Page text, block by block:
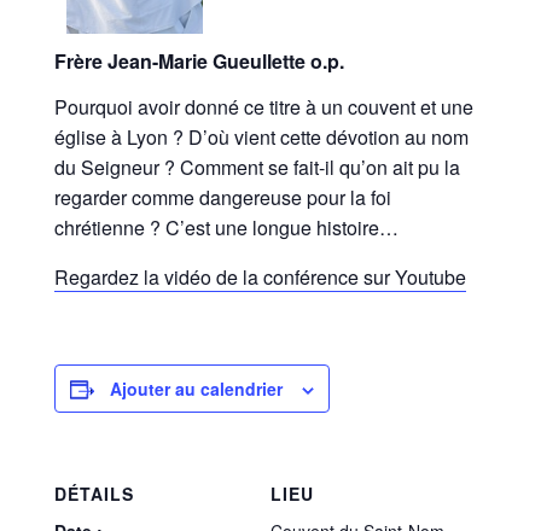
Frère Jean-Marie Gueullette o.p.
Pourquoi avoir donné ce titre à un couvent et une
église à Lyon ? D’où vient cette dévotion au nom
du Seigneur ? Comment se fait-il qu’on ait pu la
regarder comme dangereuse pour la foi
chrétienne ? C’est une longue histoire…
Regardez la vidéo de la conférence sur Youtube
Ajouter au calendrier
DÉTAILS
LIEU